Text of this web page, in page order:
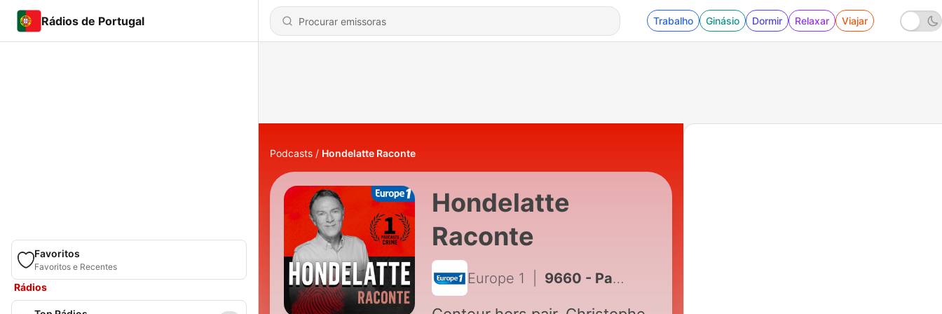
Rádios de Portugal Trabalho Ginásio Dormir Relaxar Viajar
Favoritos
Favoritos e Recentes
Rádios
Podcasts Hondelatte Raconte
Hondelatte
Raconte
Europe 1 9660 - Pascal Nawrocki, le prix d’une trahison - Le récit [1/2]